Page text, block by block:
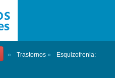
» Trastornos »
Esquizofrenia: